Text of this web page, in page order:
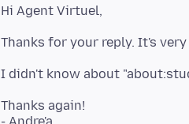
Thanks again!